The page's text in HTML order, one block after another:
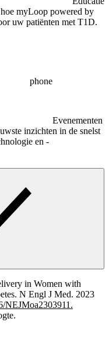
myLoop powered by
uw patiënten met T1D.
phone
Evenementen
inzichten in de snelst
en -
in Women with
N Engl J Med. 2023
NEJMoa2303911.